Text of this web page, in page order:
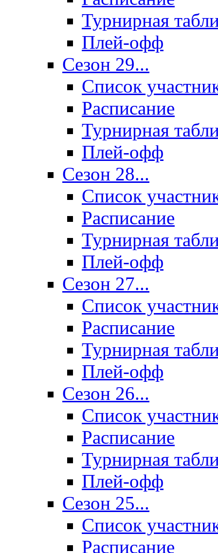
Турнирная
Плей-офф
Сезон 29...
Список
Расписание
Турнирная
Плей-офф
Сезон 28...
Список
Расписание
Турнирная
Плей-офф
Сезон 27...
Список
Расписание
Турнирная
Плей-офф
Сезон 26...
Список
Расписание
Турнирная
Плей-офф
Сезон 25...
Список
Расписание